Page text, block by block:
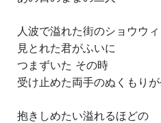
人波で溢れた街のショウウ
見とれた君がふいに
つまずいた その時
受け止めた両手のぬくもり
抱きしめたい溢れるほどの